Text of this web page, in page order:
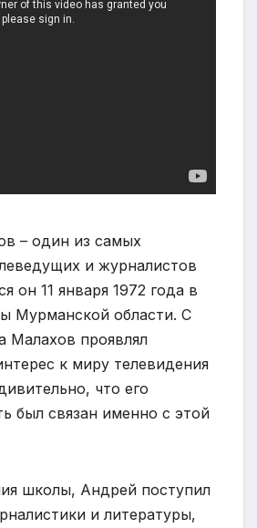
– один из самых
и журналистов
он 11 января 1972 года в
Мурманской области. С
Малахов проявлял
к миру телевидения
что его
был связан именно с этой
школы, Андрей поступил
и литературы,